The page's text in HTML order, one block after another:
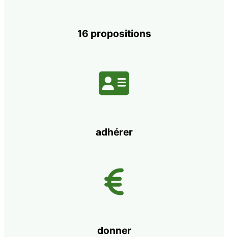
16 propositions
adhérer
donner